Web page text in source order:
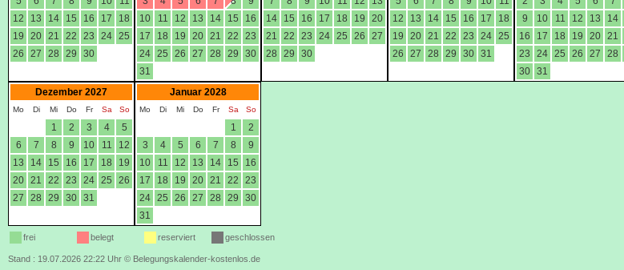
12
13 14 15 16 17
18
19
20 21 22 23 24 25
26
27 28 29 30
10
11 12 13 14 15
16
17
18 19 20 21 22
23
24 25 26 27 28 29
30
31
14
15 16 17 18 19
20
21
22 23 24 25 26
27
28
29 30
12
13 14 15 16 17
18
19
20 21 22 23 24 25
26
27 28 29 30 31
9
10 11 12 13 14
16
17 18 19 20 21
23
24 25 26 27 28
30 31
Dezember 2027
Mo Di Mi Do Fr Sa So
1 2 3 4
5
6
7 8 9 10 11
12
13
14 15 16 17 18
19
20 21 22 23 24 25
26
27
28 29 30 31
Januar 2028
Mo Di Mi Do Fr Sa So
1
2
3
4 5 6 7 8
9
10
11 12 13 14 15
16
17
18 19 20 21 22
23
24 25 26 27 28 29
30
31
frei belegt reserviert geschlossen
Stand : 19.07.2026 22:22 Uhr © Belegungskalender-kostenlos.de